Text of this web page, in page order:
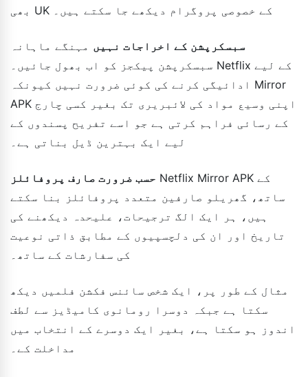
بھی UK کے خصوصی پروگرام دیکھے جا سکتے ہیں۔
سبسکرپشن کے اخراجات نہیں مہنگے ماہانہ
سبسکرپشن پیکجز کو اب بھول جائیں۔ Netflix کے لیے
ادائیگی کرنے کی کوئی ضرورت نہیں کیونکہ Mirror
APK اپنی وسیع مواد کی لائبریری تک بغیر کسی چارج
کے رسائی فراہم کرتی ہے جو اسے تفریح پسندوں کے
لیے ایک بہترین ڈیل بناتی ہے۔
حسب ضرورت صارف پروفائلز Netflix Mirror APK کے
ساتھ، گھریلو صارفین متعدد پروفائلز بنا سکتے
ہیں، ہر ایک الگ ترجیحات، علیحدہ دیکھنے کی
تاریخ اور ان کی دلچسپیوں کے مطابق ذاتی نوعیت
کی سفارشات کے ساتھ۔
مثال کے طور پر، ایک شخص سائنس فکشن فلمیں دیکھ
سکتا ہے جبکہ دوسرا رومانوی کامیڈیز سے لطف
اندوز ہو سکتا ہے، بغیر ایک دوسرے کے انتخاب میں
مداخلت کے۔